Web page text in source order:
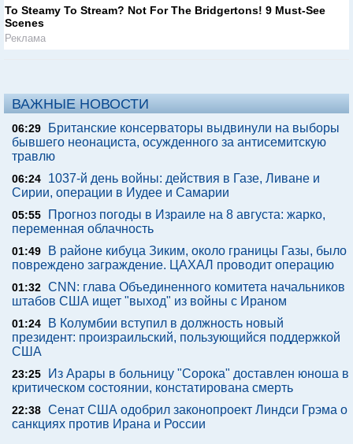
To Steamy To Stream? Not For The Bridgertons! 9 Must-See
Scenes
Реклама
ВАЖНЫЕ НОВОСТИ
06:29
Британские консерваторы выдвинули на выборы
бывшего неонациста, осужденного за антисемитскую
травлю
06:24
1037-й день войны: действия в Газе, Ливане и
Сирии, операции в Иудее и Самарии
05:55
Прогноз погоды в Израиле на 8 августа: жарко,
переменная облачность
01:49
В районе кибуца Зиким, около границы Газы, было
повреждено заграждение. ЦАХАЛ проводит операцию
01:32 CNN: глава Объединенного комитета начальников
штабов США ищет "выход" из войны с Ираном
01:24
В Колумбии вступил в должность новый
президент: произраильский, пользующийся поддержкой
США
23:25
Из Арары в больницу "Сорока" доставлен юноша в
критическом состоянии, констатирована смерть
22:38 Сенат США одобрил законопроект Линдси Грэма о
санкциях против Ирана и России